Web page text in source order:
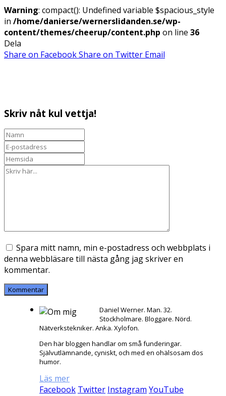
Warning: compact(): Undefined variable $spacious_style
in /home/danierse/wernerslidanden.se/wp-
content/themes/cheerup/content.php on line 36
Dela
Share on FacebookShare on Twitter Email
Skriv nåt kul vettja!
Spara mitt namn, min e-postadress och webbplats i
denna webbläsare till nästa gång jag skriver en
kommentar.
Daniel Werner. Man. 32.
Stockholmare. Bloggare. Nörd.
Nätverkstekniker. Anka. Xylofon.
Den här bloggen handlar om små funderingar.
Självutlämnande, cyniskt, och med en ohälsosam dos
humor.
Läs mer
Facebook Twitter Instagram YouTube